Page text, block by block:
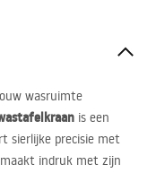
wasruimte
is een
sierlijke precisie met
indruk met zijn